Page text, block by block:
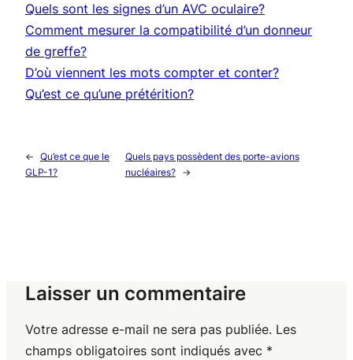
Quels sont les signes d’un AVC oculaire?
Comment mesurer la compatibilité d’un donneur
de greffe?
D’où viennent les mots compter et conter?
Qu’est ce qu’une prétérition?
← Qu’est ce que le
GLP-1?
Quels pays possèdent des porte-avions
nucléaires?
→
Laisser un commentaire
Votre adresse e-mail ne sera pas publiée. Les
champs obligatoires sont indiqués avec *